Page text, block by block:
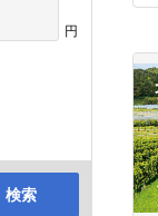
円
検索